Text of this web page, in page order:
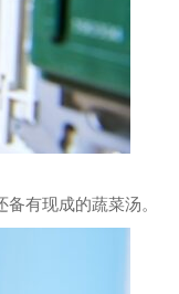
有现成的蔬菜汤。